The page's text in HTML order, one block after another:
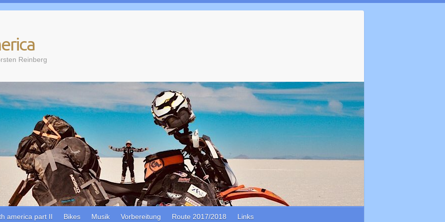
Reinberg
america part II Bikes Musik Vorbereitung Route 2017/2018 Links